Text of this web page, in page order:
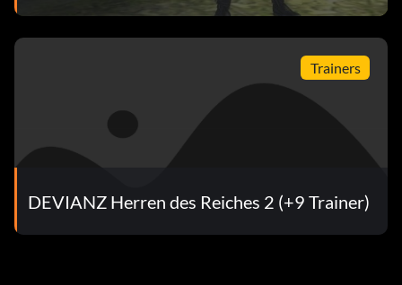
Trainers
DEVIANZ Herren des Reiches 2 (+9 Trainer)